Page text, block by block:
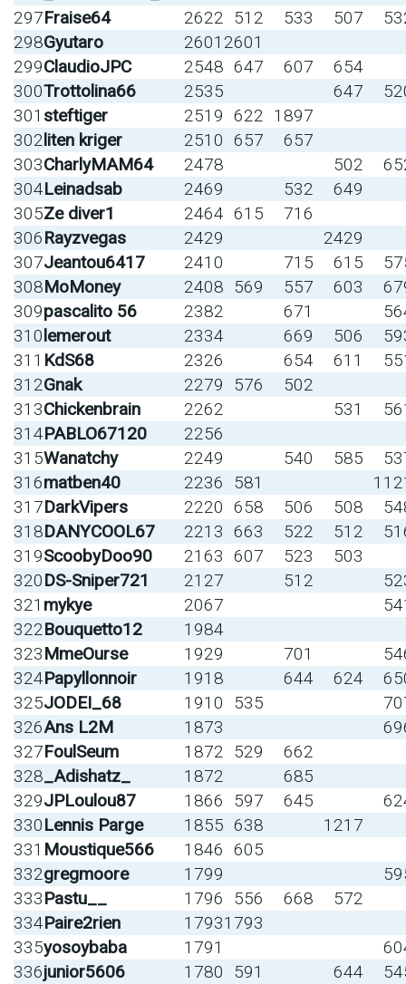
297Fraise64 2622 512 533 507
298Gyutaro 2601 2601
299ClaudioJPC 2548 647 607
654
300Trottolina66 2535 647
301 steftiger 2519 622 1897
302liten kriger 2510 657
657
303CharlyMAM64 2478 502
304Leinadsab 2469 532
649
305Ze diver1 2464 615
716
306Rayzvegas 2429
2429
307Jeantou6417 2410 715 615
308MoMoney 2408 569 557 603
309pascalito 56 2382 671
310lemerout 2334 669 506
311 KdS68 2326 654 611
312Gnak 2279 576
502
313Chickenbrain 2262 531
314PABLO67120
2256
315Wanatchy 2249 540 585
316matben40 2236 581
317DarkVipers 2220 658 506 508
318DANYCOOL67 2213 663 522 512
319ScoobyDoo90 2163 607 523
503
320DS-Sniper721 2127 512
321 mykye 2067
322Bouquetto12
1984
323MmeOurse 1929 701
324Papyllonnoir 1918 644 624
325JODEI_68 1910 535
326Ans L2M 1873
327FoulSeum 1872 529
662
328_Adishatz_ 1872
685
329JPLoulou87 1866 597 645
330Lennis Parge 1855 638
1217
331 Moustique566 1846 605
332gregmoore 1799
333Pastu__ 1796 556 668
572
334Paire2rien 17931793
335yosoybaba 1791
336junior5606 1780 591 644